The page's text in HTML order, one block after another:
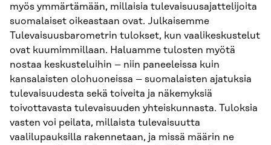
myös ymmärtämään, millaisia tulevaisuusajattelijoita
suomalaiset oikeastaan ovat. Julkaisemme
Tulevaisuusbarometrin tulokset, kun vaalikeskustelut
ovat kuumimmillaan. Haluamme tulosten myötä
nostaa keskusteluihin – niin paneeleissa kuin
kansalaisten olohuoneissa – suomalaisten ajatuksia
tulevaisuudesta sekä toiveita ja näkemyksiä
toivottavasta tulevaisuuden yhteiskunnasta. Tuloksia
vasten voi peilata, millaista tulevaisuutta
vaalilupauksilla rakennetaan, ja missä määrin ne